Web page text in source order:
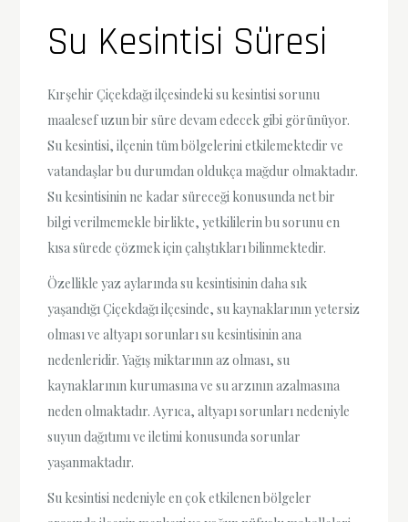
Su Kesintisi Süresi
Kırşehir Çiçekdağı ilçesindeki su kesintisi sorunu
maalesef uzun bir süre devam edecek gibi görünüyor.
Su kesintisi, ilçenin tüm bölgelerini etkilemektedir ve
vatandaşlar bu durumdan oldukça mağdur olmaktadır.
Su kesintisinin ne kadar süreceği konusunda net bir
bilgi verilmemekle birlikte, yetkililerin bu sorunu en
kısa sürede çözmek için çalıştıkları bilinmektedir.
Özellikle yaz aylarında su kesintisinin daha sık
yaşandığı Çiçekdağı ilçesinde, su kaynaklarının yetersiz
olması ve altyapı sorunları su kesintisinin ana
nedenleridir. Yağış miktarının az olması, su
kaynaklarının kurumasına ve su arzının azalmasına
neden olmaktadır. Ayrıca, altyapı sorunları nedeniyle
suyun dağıtımı ve iletimi konusunda sorunlar
yaşanmaktadır.
Su kesintisi nedeniyle en çok etkilenen bölgeler